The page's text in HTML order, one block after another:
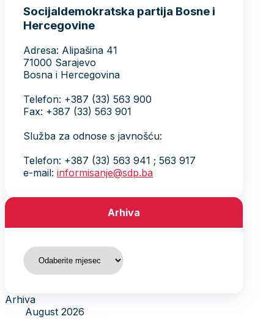
Socijaldemokratska partija Bosne i
Hercegovine
Adresa: Alipašina 41
71000 Sarajevo
Bosna i Hercegovina
Telefon: +387 (33) 563 900
Fax: +387 (33) 563 901
Služba za odnose s javnošću:
Telefon: +387 (33) 563 941 ; 563 917
e-mail: informisanje@sdp.ba
Arhiva
Arhiva
Arhiva
August 2026